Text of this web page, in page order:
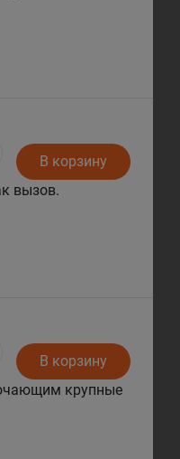
В корзину
вызов.
В корзину
крупные